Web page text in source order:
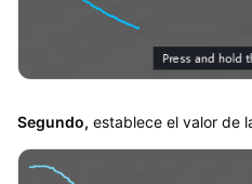
Segundo, establece el valor de